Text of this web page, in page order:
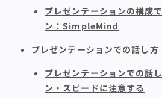
プレゼンテーションの構成
ン：SimpleMind
プレゼンテーションでの話し方
プレゼンテーションでの話
ン・スピードに注意する